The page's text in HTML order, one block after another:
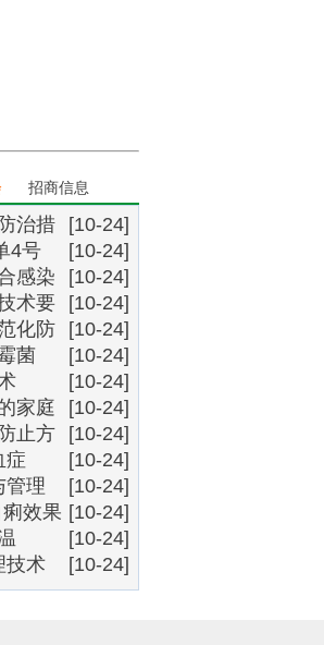
招商信息
[10-24]
治措
[10-24]
4号
[10-24]
感染
[10-24]
术要
[10-24]
化防
[10-24]
菌
[10-24]
[10-24]
家庭
护
[10-24]
止方
[10-24]
症
[10-24]
管理
[10-24]
效果
[10-24]
[10-24]
技术